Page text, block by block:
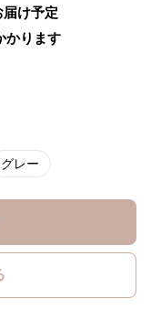
け予定
かります
グレー